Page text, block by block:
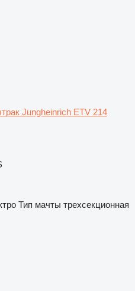
Jungheinrich ETV 214
Тип мачты трехсекционная